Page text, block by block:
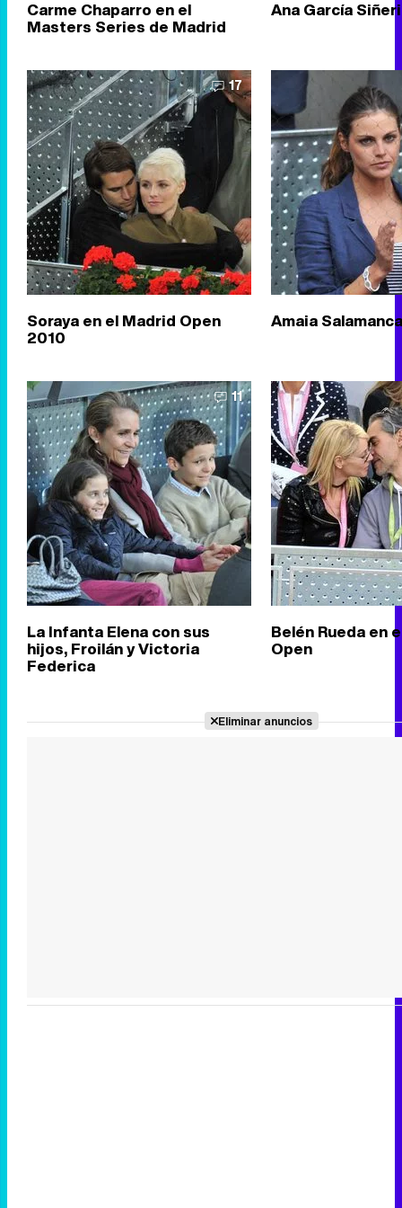
Carme Chaparro en el
Masters Series de Madrid
Ana García
17
Soraya en el Madrid Open
2010
Amaia
11
La Infanta Elena con sus
hijos, Froilán y Victoria
Federica
Belén Rueda en
Open
Eliminar anuncios